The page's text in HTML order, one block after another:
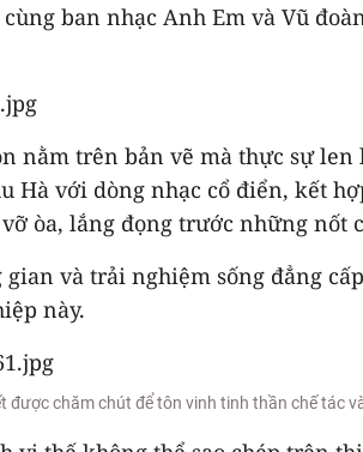
ban nhạc Anh Em và Vũ
nằm trên bản vẽ mà thực sự
Hà với dòng nhạc cổ điển, kết
òa, lắng đọng trước những nốt
và trải nghiệm sống đẳng
này.
chăm chút để tôn vinh tinh thần chế tác